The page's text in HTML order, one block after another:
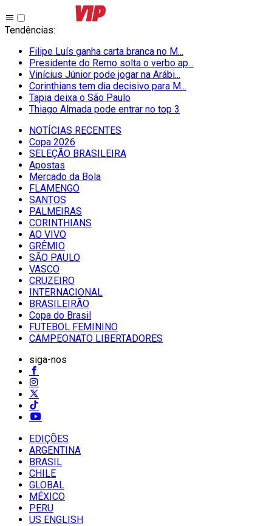
Tendências:
Filipe Luís ganha carta branca no M...
Presidente do Remo solta o verbo ap...
Vinícius Júnior pode jogar na Arábi...
Corinthians tem dia decisivo para M...
Tapia deixa o São Paulo
Thiago Almada pode entrar no top 3
NOTÍCIAS RECENTES
Copa 2026
SELEÇÃO BRASILEIRA
Apostas
Mercado da Bola
FLAMENGO
SANTOS
PALMEIRAS
CORINTHIANS
AO VIVO
GRÊMIO
SĀO PAULO
VASCO
CRUZEIRO
INTERNACIONAL
BRASILEIRÃO
Copa do Brasil
FUTEBOL FEMININO
CAMPEONATO LIBERTADORES
siga-nos
EDIÇÕES
ARGENTINA
BRASIL
CHILE
GLOBAL
MÉXICO
PERU
US ENGLISH